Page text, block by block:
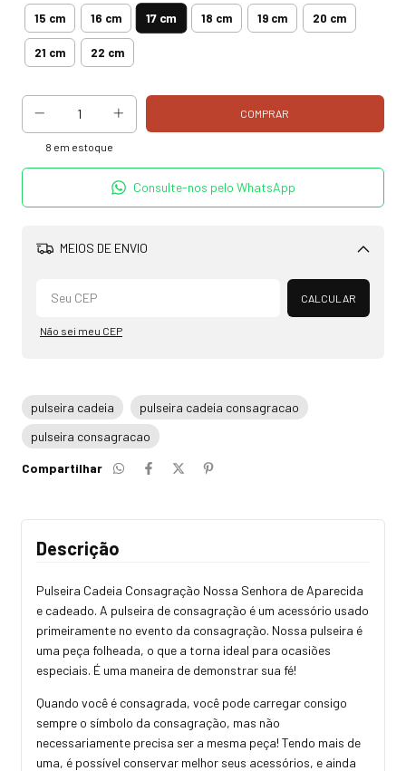
15 cm 16 cm 17 cm 18 cm 19 cm 20 cm
21 cm 22 cm
8 em estoque
Consulte-nos pelo WhatsApp
MEIOS DE ENVIO
Alterar CEP
CALCULAR
Não sei meu CEP
pulseira cadeia
pulseira cadeia consagracao
pulseira consagracao
Compartilhar
Descrição
Pulseira Cadeia Consagração Nossa Senhora de Aparecida
e cadeado. A pulseira de consagração é um acessório usado
primeiramente no evento da consagração. Nossa pulseira é
uma peça folheada, o que a torna ideal para ocasiões
especiais. É uma maneira de demonstrar sua fé!
Quando você é consagrada, você pode carregar consigo
sempre o símbolo da consagração, mas não
necessariamente precisa ser a mesma peça! Tendo mais de
uma, é possível conservar melhor seus acessórios, e ainda